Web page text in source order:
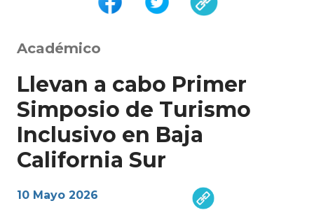
Académico
Llevan a cabo Primer
Simposio de Turismo
Inclusivo en Baja
California Sur
10 Mayo 2026